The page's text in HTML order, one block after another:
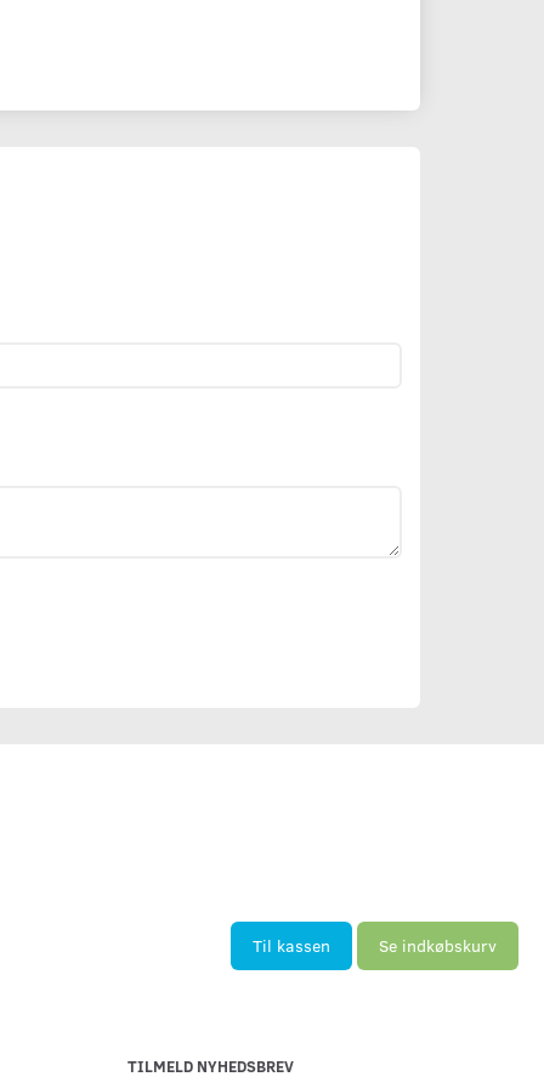
Til kassen Se indkøbskurv
TILMELD NYHEDSBREV